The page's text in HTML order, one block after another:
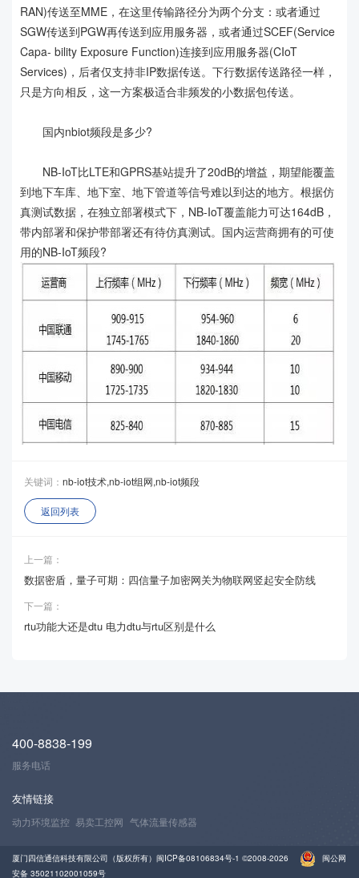
RAN)传送至MME，在这里传输路径分为两个分支：或者通过
SGW传送到PGW再传送到应用服务器，或者通过SCEF(Service
Capa- bility Exposure Function)连接到应用服务器(CIoT
Services)，后者仅支持非IP数据传送。下行数据传送路径一样，
只是方向相反，这一方案极适合非频发的小数据包传送。
国内nbiot频段是多少?
NB-IoT比LTE和GPRS基站提升了20dB的增益，期望能覆盖
到地下车库、地下室、地下管道等信号难以到达的地方。根据仿
真测试数据，在独立部署模式下，NB-IoT覆盖能力可达164dB，
带内部署和保护带部署还有待仿真测试。国内运营商拥有的可使
用的NB-IoT频段?
关键词： nb-iot技术,nb-iot组网,nb-iot频段
返回列表
上一篇：
数据密盾，量子可期：四信量子加密网关为物联网竖起安全防线
下一篇：
rtu功能大还是dtu 电力dtu与rtu区别是什么
400-8838-199
服务电话
友情链接
动力环境监控 易卖工控网 气体流量传感器
厦门四信通信科技有限公司（版权所有） 闽ICP备08106834号-1 ©2008-2026
闽公网
安备 35021102001059号